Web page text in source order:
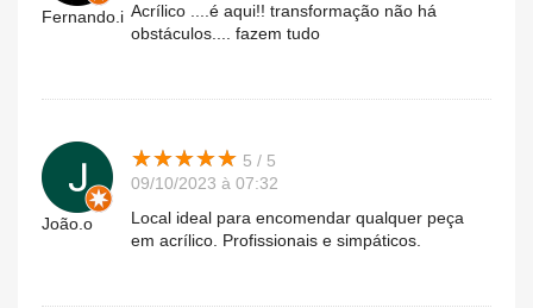
Fernando.i Acrílico ....é aqui!! transformação não há
obstáculos.... fazem tudo
João.o
★★★★★
★★★★★ 5 / 5
09/10/2023 à 07:32
Local ideal para encomendar qualquer peça
em acrílico. Profissionais e simpáticos.